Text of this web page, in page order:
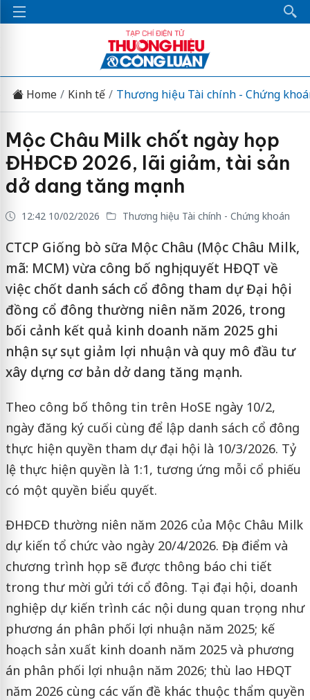
Home Kinh tế Thương hiệu Tài chính - Chứng
Mộc Châu Milk chốt ngày họp
ĐHĐCĐ 2026, lãi giảm, tài sản
dở dang tăng mạnh
12:42 10/02/2026 Thương hiệu Tài chính - Chứng khoán
CTCP Giống bò sữa Mộc Châu (Mộc Châu Milk,
mã: MCM) vừa công bố nghị quyết HĐQT về
việc chốt danh sách cổ đông tham dự Đại hội
đồng cổ đông thường niên năm 2026, trong
bối cảnh kết quả kinh doanh năm 2025 ghi
nhận sự sụt giảm lợi nhuận và quy mô đầu tư
xây dựng cơ bản dở dang tăng mạnh.
Theo công bố thông tin trên HoSE ngày 10/2,
ngày đăng ký cuối cùng để lập danh sách cổ đông
thực hiện quyền tham dự đại hội là 10/3/2026. Tỷ
lệ thực hiện quyền là 1:1, tương ứng mỗi cổ phiếu
có một quyền biểu quyết.
ĐHĐCĐ thường niên năm 2026 của Mộc Châu Milk
dự kiến tổ chức vào ngày 20/4/2026. Địa điểm và
chương trình họp sẽ được thông báo chi tiết
trong thư mời gửi tới cổ đông. Tại đại hội, doanh
nghiệp dự kiến trình các nội dung quan trọng như
phương án phân phối lợi nhuận năm 2025; kế
hoạch sản xuất kinh doanh năm 2025 và phương
án phân phối lợi nhuận năm 2026; thù lao HĐQT
năm 2026 cùng các vấn đề khác thuộc thẩm quyền